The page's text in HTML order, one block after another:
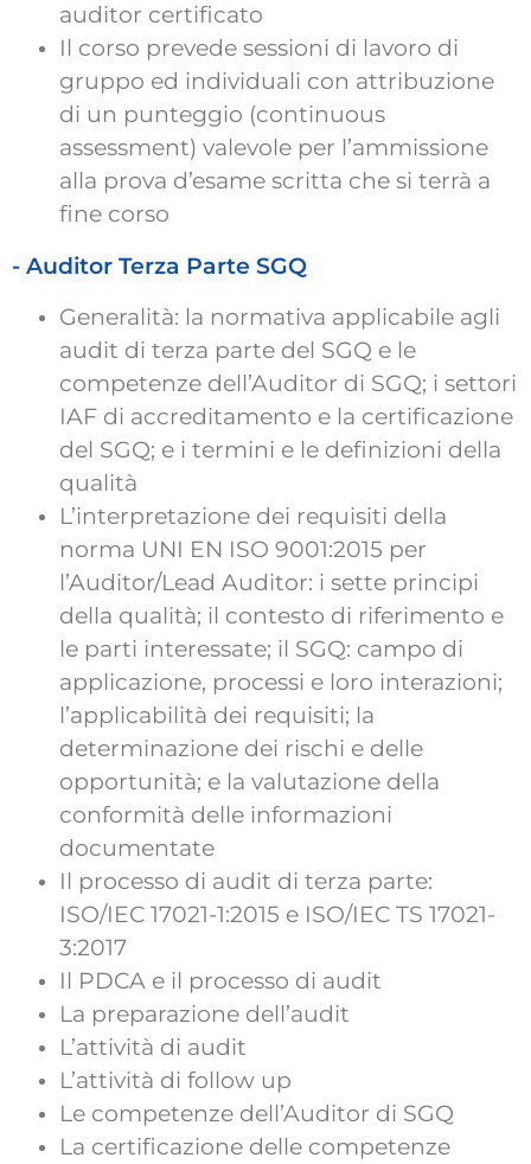
auditor certificato
Il corso prevede sessioni di lavoro di
gruppo ed individuali con attribuzione
di un punteggio (continuous
assessment) valevole per l’ammissione
alla prova d’esame scritta che si terrà a
fine corso
- Auditor Terza Parte SGQ ​
Generalità: la normativa applicabile agli
audit di terza parte del SGQ e le
competenze dell’Auditor di SGQ; i settori
IAF di accreditamento e la certificazione
del SGQ; e i termini e le definizioni della
qualità
L’interpretazione dei requisiti della
norma UNI EN ISO 9001:2015 per
l’Auditor/Lead Auditor: i sette principi
della qualità; il contesto di riferimento e
le parti interessate; il SGQ: campo di
applicazione, processi e loro interazioni;
l’applicabilità dei requisiti; la
determinazione dei rischi e delle
opportunità; e la valutazione della
conformità delle informazioni
documentate
Il processo di audit di terza parte:
ISO/IEC 17021-1:2015 e ISO/IEC TS 17021-
3:2017
Il PDCA e il processo di audit
La preparazione dell’audit
L’attività di audit
L’attività di follow up
Le competenze dell’Auditor di SGQ
La certificazione delle competenze